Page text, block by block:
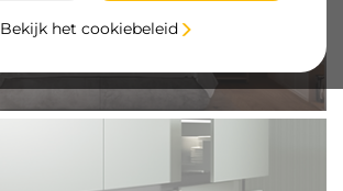
Bekijk het cookiebeleid